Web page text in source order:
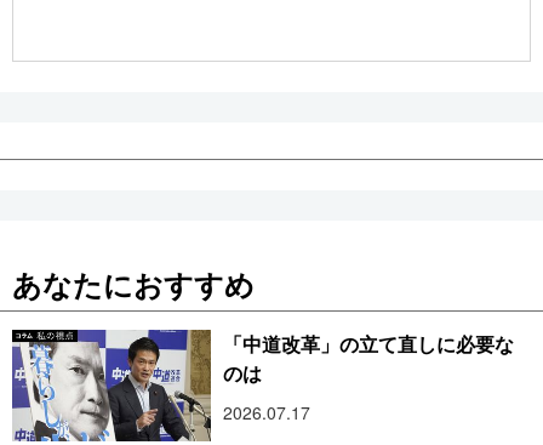
あなたにおすすめ
「中道改革」の立て直しに必要な
のは
2026.07.17